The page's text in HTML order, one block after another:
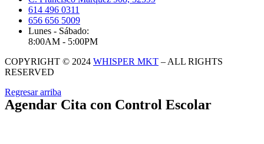
614 496 0311
656 656 5009
Lunes - Sábado:
8:00AM - 5:00PM
COPYRIGHT © 2024 WHISPER MKT – ALL RIGHTS
RESERVED
Regresar arriba
Agendar Cita con Control Escolar